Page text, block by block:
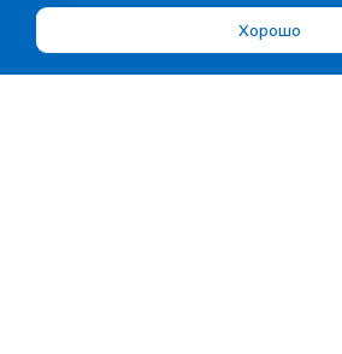
Хорошо